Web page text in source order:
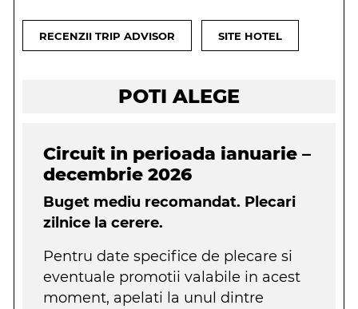
RECENZII TRIP ADVISOR SITE HOTEL
POTI ALEGE
Circuit in perioada ianuarie –
decembrie 2026
Buget mediu recomandat. Plecari
zilnice la cerere.
Pentru date specifice de plecare si
eventuale promotii valabile in acest
moment, apelati la unul dintre